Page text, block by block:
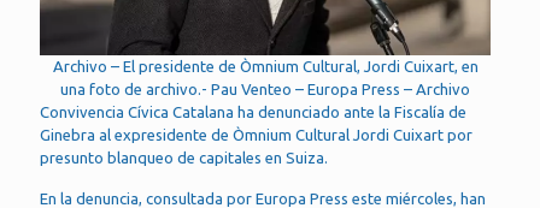
Archivo – El presidente de Òmnium Cultural, Jordi Cuixart, en
una foto de archivo.- Pau Venteo – Europa Press – Archivo
Convivencia Cívica Catalana ha denunciado ante la Fiscalía de
Ginebra al expresidente de Òmnium Cultural Jordi Cuixart por
presunto blanqueo de capitales en Suiza.
En la denuncia, consultada por Europa Press este miércoles, han